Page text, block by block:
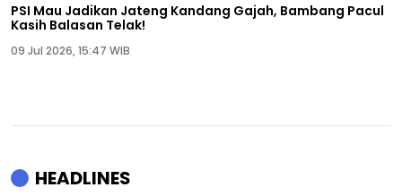
PSI Mau Jadikan Jateng Kandang Gajah, Bambang Pacul
Kasih Balasan Telak!
09 Jul 2026, 15:47 WIB
HEADLINES